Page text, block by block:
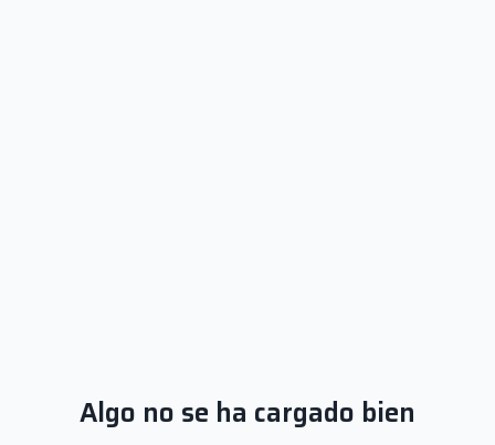
Algo no se ha cargado bien